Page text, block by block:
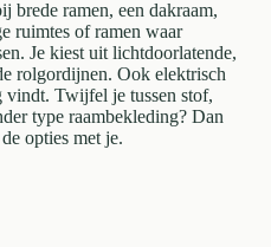
brede ramen, een dakraam,
ruimtes of ramen waar
Je kiest uit lichtdoorlatende,
rolgordijnen. Ook elektrisch
vindt. Twijfel je tussen stof,
type raambekleding? Dan
opties met je.